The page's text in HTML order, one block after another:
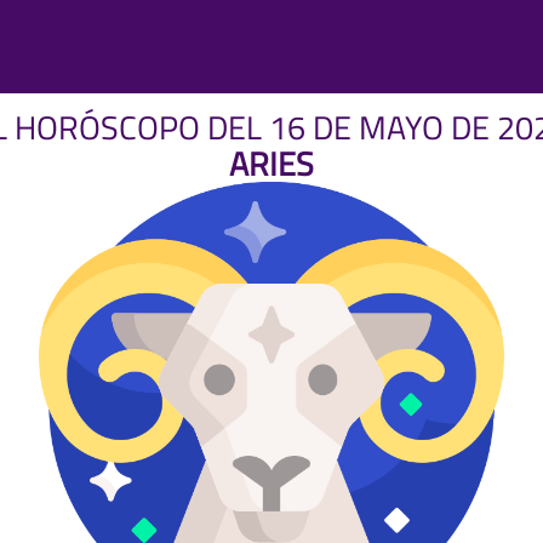
HORÓSCOPO DEL 16 DE MAYO DE
ARIES